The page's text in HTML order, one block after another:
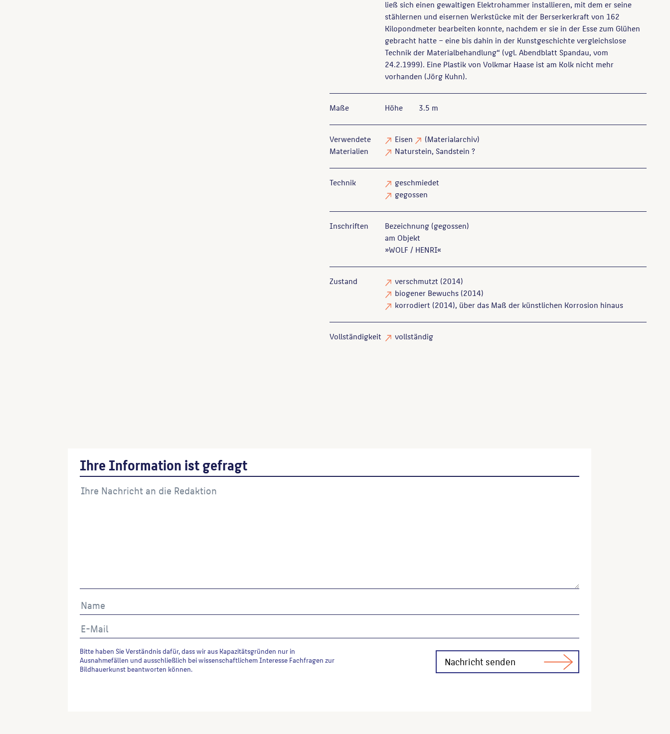
ließ sich einen gewaltigen Elektrohammer installieren, mit dem er seine
stählernen und eisernen Werkstücke mit der Berserkerkraft von 162
Kilopondmeter bearbeiten konnte, nachdem er sie in der Esse zum Glühen
gebracht hatte – eine bis dahin in der Kunstgeschichte vergleichslose
Technik der Materialbehandlung“ (vgl. Abendblatt Spandau, vom
24.2.1999). Eine Plastik von Volkmar Haase ist am Kolk nicht mehr
vorhanden (Jörg Kuhn).
Maße Höhe 3.5 m
Verwendete
Materialien
Eisen
(Materialarchiv)
Naturstein, Sandstein ?
Technik
geschmiedet
gegossen
Inschriften
Bezeichnung (gegossen)
am Objekt
»WOLF / HENRI«
Zustand verschmutzt (2014)
biogener Bewuchs (2014)
korrodiert (2014), über das Maß der künstlichen Korrosion hinaus
Vollständigkeit vollständig
Ihre Information ist gefragt
Bitte haben Sie Verständnis dafür, dass wir aus Kapazitätsgründen nur in
Ausnahmefällen und ausschließlich bei wissenschaftlichem Interesse Fachfragen zur
Bildhauerkunst beantworten können.